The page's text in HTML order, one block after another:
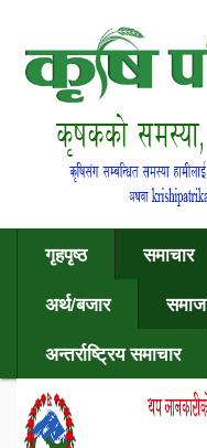
गृहपृष्ठ समाचार
अर्थ/बजार
समाज
अन्तर्राष्ट्रिय समाचार